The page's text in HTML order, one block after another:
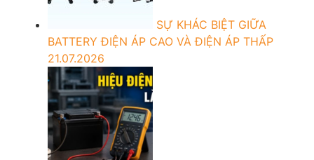
SỰ KHÁC BIỆT GIỮA
BATTERY ĐIỆN ÁP CAO VÀ ĐIỆN ÁP THẤP
21.07.2026